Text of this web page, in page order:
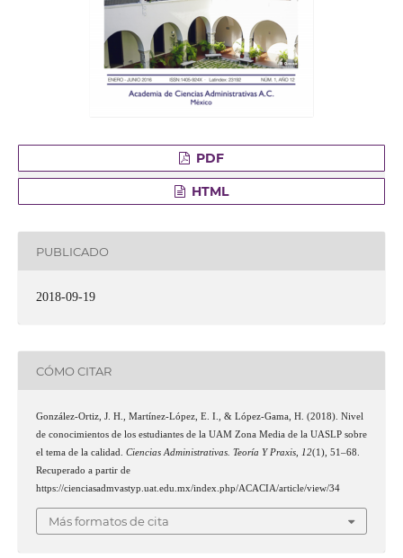
PDF
HTML
PUBLICADO
2018-09-19
CÓMO CITAR
González-Ortiz, J. H., Martínez-López, E. I., & López-Gama, H. (2018). Nivel
de conocimientos de los estudiantes de la UAM Zona Media de la UASLP sobre
el tema de la calidad. Ciencias Administrativas. Teoría Y Praxis, 12(1), 51–68.
Recuperado a partir de
https://cienciasadmvastyp.uat.edu.mx/index.php/ACACIA/article/view/34
Más formatos de cita